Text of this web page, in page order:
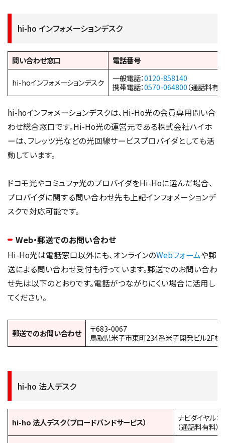
hi-ho インフォメーションデスク
問い合わせ窓口 電話番号
hi-hoインフォメーションデスク 一般電話：0120-858140
携帯電話：0570-064800（通話料有
hi-hoインフォメーションデスクは、Hi-Ho光の会員専用問い合
わせ総合窓口です。Hi-Ho光の運営元である株式会社ハイホ
ーは、フレッツ光などの光回線サービスプロバイダとしても活
動しています。
ドコモ光やコミュファ光のプロバイダをHi-Hoに選んだ場合、
プロバイダに関する問い合わせ先も上記インフォメーションデ
スクで対応可能です。
Web・郵送でのお問い合わせ
Hi-Ho光は電話窓口以外にも、オンラインのWebフォームや郵
送による問い合わせ受付も行っています。郵送でのお問い合わ
せ先は以下のとおりです。電話がつながりにくい場合に活用し
てください。
郵送でのお問い合わせ
〒683-0067
鳥取県米子市東町234番米子開発ビル2F株
hi-ho 法人デスク
hi-ho 法人デスク（ブロードバンドサービス） ナビダイヤル：
（通話料有料）